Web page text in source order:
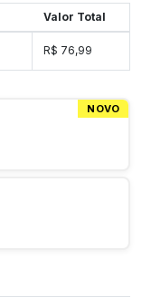
Valor Total
R$ 76,99
NOVO